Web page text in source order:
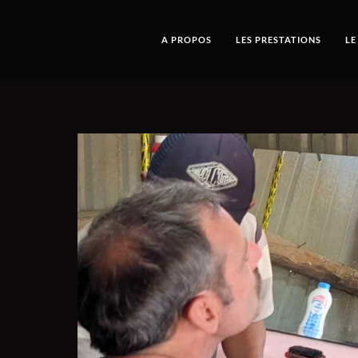
A PROPOS LES PRESTATIONS